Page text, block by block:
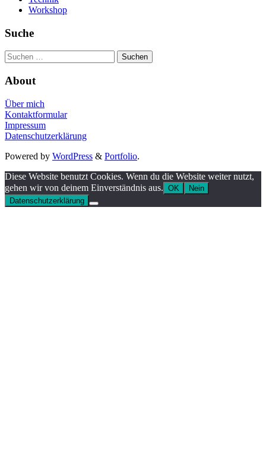
Workshop
Suche
Suchen
nach:
About
Über mich
Kontaktformular
Impressum
Datenschutzerklärung
Powered by WordPress & Portfolio.
Diese Website benutzt Cookies. Wenn du die Website weiter nutzt,
gehen wir von deinem Einverständnis aus. OK
Nein
Datenschutzerklärung